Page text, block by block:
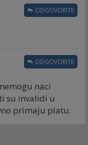
ODGOVORITE
naci
su invalidi u
primaju platu.
ODGOVORITE